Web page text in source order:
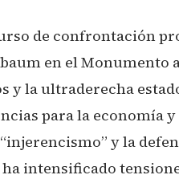
de confrontación
en el Monumento
y la ultraderecha
para la economía
y la
intensificado